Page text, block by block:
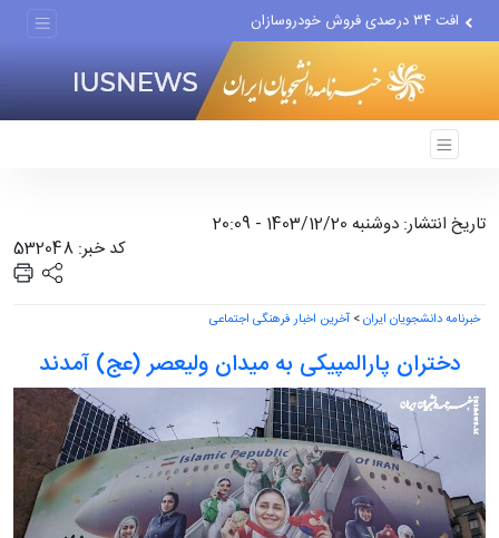
افت ۳۴ درصدی فروش خودروسازان
علل مرگ زنان در ایران
اعتراف رسانه‌های خارجی به...
تاریخ انتشار: دوشنبه 1403/12/20 - 20:09
کد خبر: 532048
خبرنامه دانشجویان ایران> آخرین اخبار فرهنگی اجتماعی
دختران پارالمپیکی به میدان ولیعصر (عج) آمدند